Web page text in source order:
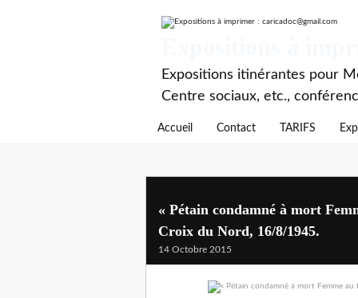
Expositions itinérantes pour
Centre sociaux, etc.,
Accueil Contact TARIFS
« Pétain condamné à mort
Croix du Nord, 16/8/1945.
14 Octobre 2015